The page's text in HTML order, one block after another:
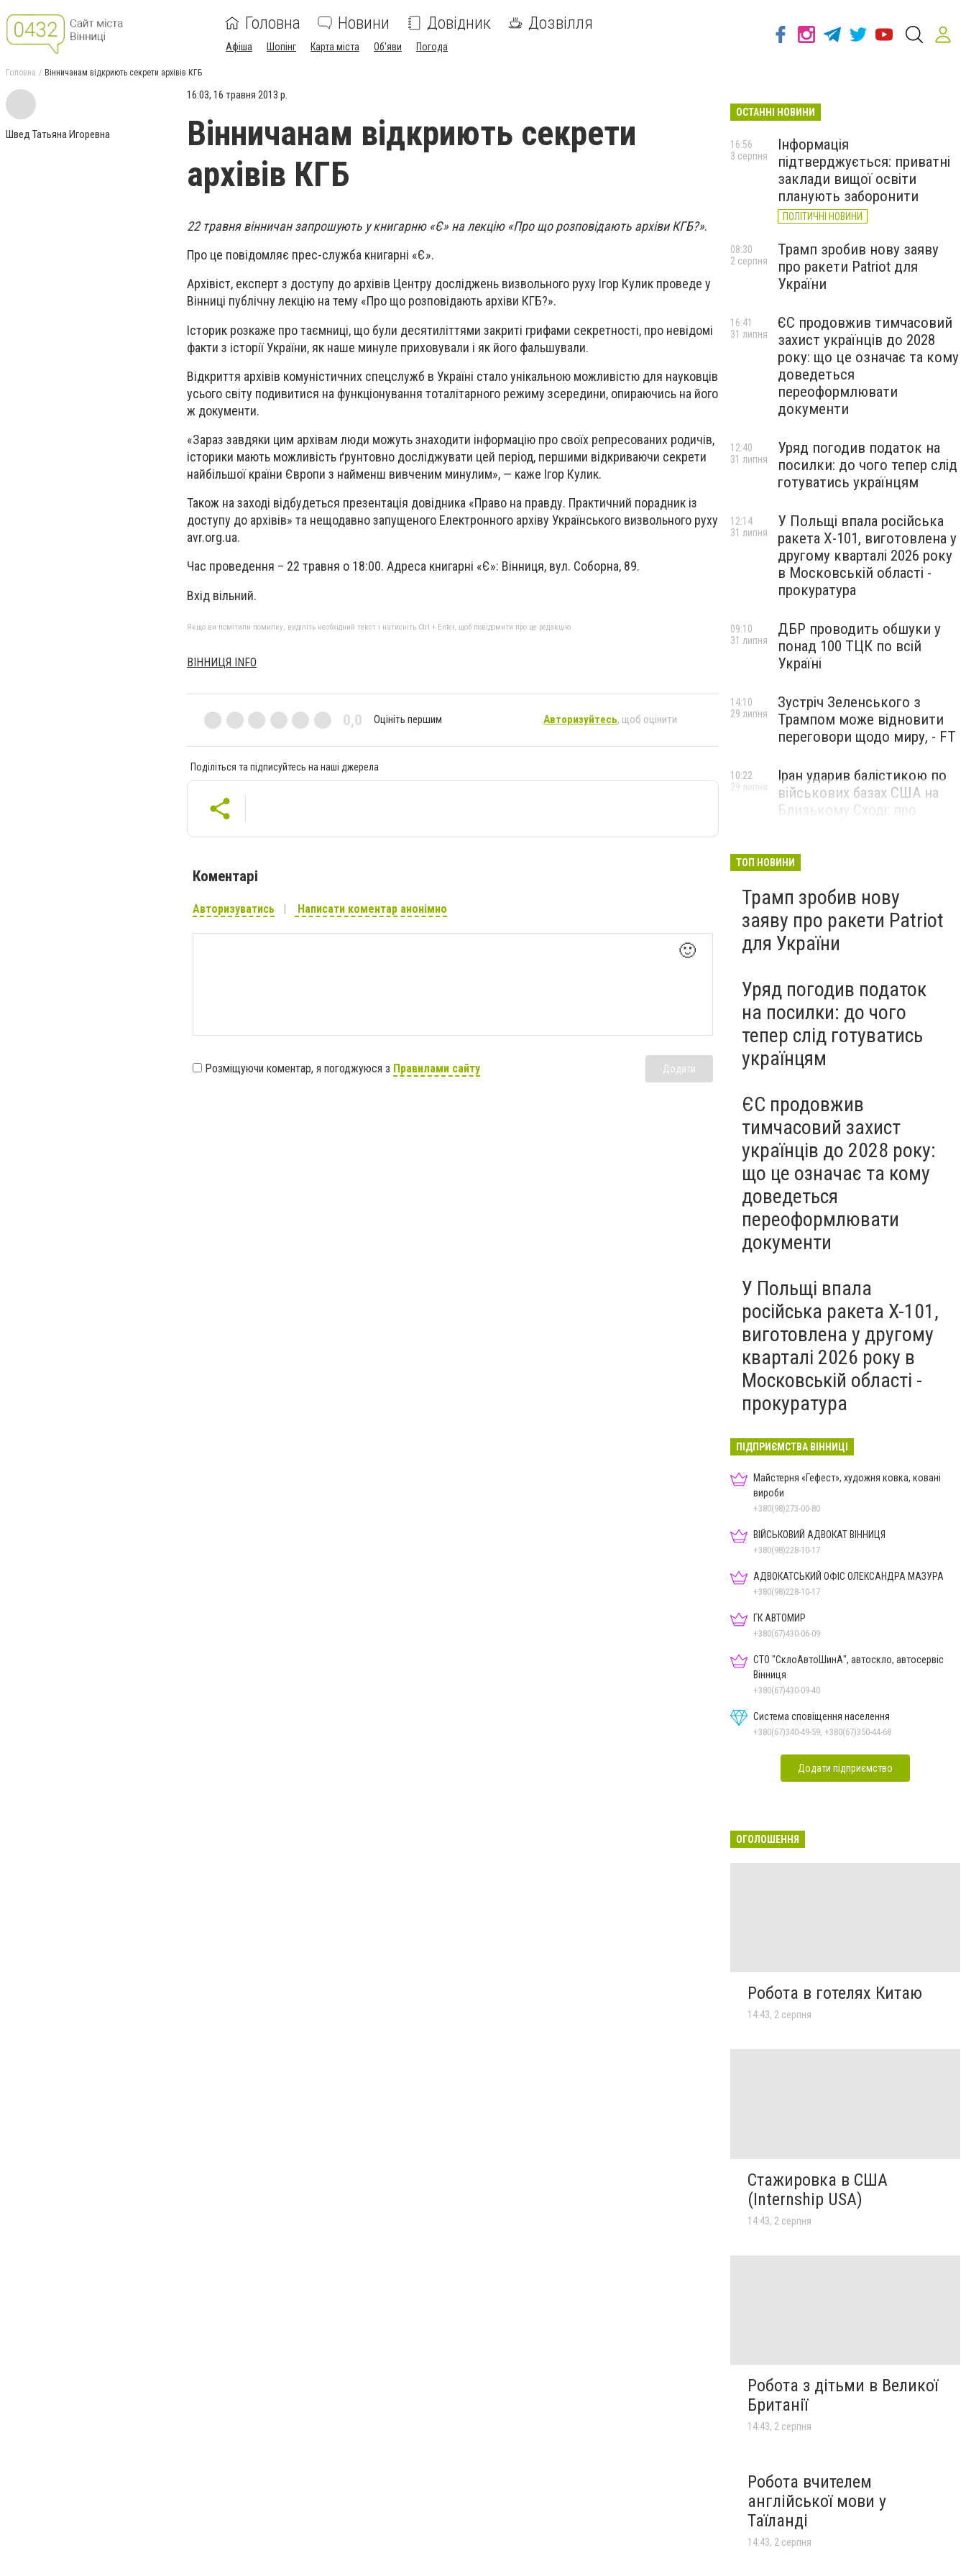
Головна Новини Довідник Дозвілля
Афіша Шопінг Карта міста Об'яви Погода
Головна Вінничанам відкриють секрети архівів КГБ
Швед Татьяна Игоревна
16:03, 16 травня 2013 р.
Вінничанам відкриють секрети
архівів КГБ
22 травня вінничан запрошують у книгарню «Є» на лекцію «Про що розповідають архіви КГБ?».
Про це повідомляє прес-служба книгарні «Є».
Архівіст, експерт з доступу до архівів Центру досліджень визвольного руху Ігор Кулик проведе у
Вінниці публічну лекцію на тему «Про що розповідають архіви КГБ?».
Історик розкаже про таємниці, що були десятиліттями закриті грифами секретності, про невідомі
факти з історії України, як наше минуле приховували і як його фальшували.
Відкриття архівів комуністичних спецслужб в Україні стало унікальною можливістю для науковців
усього світу подивитися на функціонування тоталітарного режиму зсередини, опираючись на його
ж документи.
«Зараз завдяки цим архівам люди можуть знаходити інформацію про своїх репресованих родичів,
історики мають можливість ґрунтовно досліджувати цей період, першими відкриваючи секрети
найбільшої країни Європи з найменш вивченим минулим», — каже Ігор Кулик.
Також на заході відбудеться презентація довідника «Право на правду. Практичний порадник із
доступу до архівів» та нещодавно запущеного Електронного архіву Українського визвольного руху
avr.org.ua.
Час проведення – 22 травня о 18:00. Адреса книгарні «Є»: Вінниця, вул. Соборна, 89.
Вхід вільний.
Якщо ви помітили помилку, виділіть необхідний текст і натисніть Ctrl + Enter, щоб повідомити про це редакцію
ВІННИЦЯ INFO
0,0 Оцініть першим Авторизуйтесь, щоб оцінити
Поділіться та підписуйтесь на наші джерела
Коментарі
Авторизуватись Написати коментар анонімно
🙂
Розміщуючи коментар, я погоджуюся з Правилами сайту Додати
ОСТАННІ НОВИНИ
Інформація
підтверджується: приватні
заклади вищої освіти
планують заборонити
ПОЛІТИЧНІ НОВИНИ
16:56
3 серпня
Трамп зробив нову заяву
про ракети Patriot для
України
08:30
2 серпня
ЄС продовжив тимчасовий
захист українців до 2028
року: що це означає та кому
доведеться
переоформлювати
документи
16:41
31 липня
Уряд погодив податок на
посилки: до чого тепер слід
готуватись українцям
12:40
31 липня
У Польщі впала російська
ракета X-101, виготовлена у
другому кварталі 2026 року
в Московській області -
прокуратура
12:14
31 липня
ДБР проводить обшуки у
понад 100 ТЦК по всій
Україні
09:10
31 липня
Зустріч Зеленського з
Трампом може відновити
переговори щодо миру, - FT
14:10
29 липня
Іран ударив балістикою по
військових базах США на
Близькому Сході: про
10:22
29 липня
ТОП НОВИНИ
Трамп зробив нову
заяву про ракети Patriot
для України
Уряд погодив податок
на посилки: до чого
тепер слід готуватись
українцям
ЄС продовжив
тимчасовий захист
українців до 2028 року:
що це означає та кому
доведеться
переоформлювати
документи
У Польщі впала
російська ракета X-101,
виготовлена у другому
кварталі 2026 року в
Московській області -
прокуратура
ПІДПРИЄМСТВА ВІННИЦІ
Майстерня «Гефест», художня ковка, ковані
вироби
+380(98)273-00-80
ВІЙСЬКОВИЙ АДВОКАТ ВІННИЦЯ
+380(98)228-10-17
АДВОКАТСЬКИЙ ОФІС ОЛЕКСАНДРА МАЗУРА
+380(98)228-10-17
ГК АВТОМИР
+380(67)430-06-09
СТО "СклоАвтоШинА", автоскло, автосервіс
Вінниця
+380(67)430-09-40
Система сповіщення населення
+380(67)340-49-59, +380(67)350-44-68
Додати підприємство
ОГОЛОШЕННЯ
Робота в готелях Китаю
14:43, 2 серпня
Стажировка в США
(Internship USA)
14:43, 2 серпня
Робота з дітьми в Великої
Британії
14:43, 2 серпня
Робота вчителем
англійської мови у
Таїланді
14:43, 2 серпня